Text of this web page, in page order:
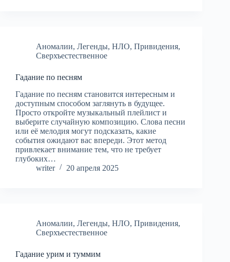
Аномалии, Легенды, НЛО, Привидения,
Сверхъестественное
Гадание по песням
Гадание по песням становится интересным и
доступным способом заглянуть в будущее.
Просто откройте музыкальный плейлист и
выберите случайную композицию. Слова песни
или её мелодия могут подсказать, какие
события ожидают вас впереди. Этот метод
привлекает внимание тем, что не требует
глубоких…
writer
20 апреля 2025
Аномалии, Легенды, НЛО, Привидения,
Сверхъестественное
Гадание урим и туммим